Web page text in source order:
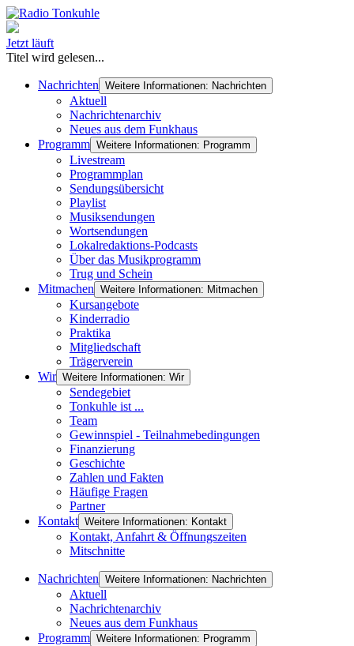
Jetzt läuft
Titel wird gelesen...
Nachrichten Weitere Informationen: Nachrichten
Aktuell
Nachrichtenarchiv
Neues aus dem Funkhaus
Programm Weitere Informationen: Programm
Livestream
Programmplan
Sendungsübersicht
Playlist
Musiksendungen
Wortsendungen
Lokalredaktions-Podcasts
Über das Musikprogramm
Trug und Schein
Mitmachen Weitere Informationen: Mitmachen
Kursangebote
Kinderradio
Praktika
Mitgliedschaft
Trägerverein
Wir Weitere Informationen: Wir
Sendegebiet
Tonkuhle ist ...
Team
Gewinnspiel - Teilnahmebedingungen
Finanzierung
Geschichte
Zahlen und Fakten
Häufige Fragen
Partner
Kontakt Weitere Informationen: Kontakt
Kontakt, Anfahrt & Öffnungszeiten
Mitschnitte
Nachrichten Weitere Informationen: Nachrichten
Aktuell
Nachrichtenarchiv
Neues aus dem Funkhaus
Programm Weitere Informationen: Programm